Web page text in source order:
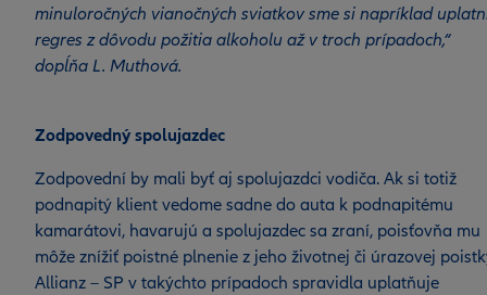
minuloročných vianočných sviatkov sme si napríklad
regres z dôvodu požitia alkoholu až v troch prípadoch,“
dopĺňa L. Muthová.
Zodpovedný spolujazdec
Zodpovední by mali byť aj spolujazdci vodiča. Ak si totiž
podnapitý klient vedome sadne do auta k podnapitému
kamarátovi, havarujú a spolujazdec sa zraní, poisťovňa mu
môže znížiť poistné plnenie z jeho životnej či úrazovej
Allianz – SP v takýchto prípadoch spravidla uplatňuje